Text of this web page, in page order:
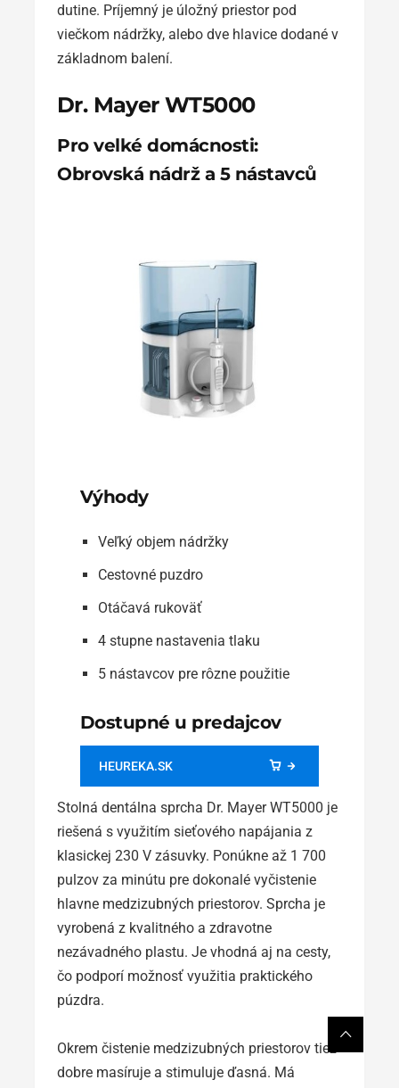
dutine. Príjemný je úložný priestor pod
viečkom nádržky, alebo dve hlavice dodané v
základnom balení.
Dr. Mayer WT5000
Pro velké domácnosti:
Obrovská nádrž a 5 nástavců
Výhody
Veľký objem nádržky
Cestovné puzdro
Otáčavá rukoväť
4 stupne nastavenia tlaku
5 nástavcov pre rôzne použitie
Dostupné u predajcov
HEUREKA.SK
Stolná dentálna sprcha Dr. Mayer WT5000 je
riešená s využitím sieťového napájania z
klasickej 230 V zásuvky. Ponúkne až 1 700
pulzov za minútu pre dokonalé vyčistenie
hlavne medzizubných priestorov. Sprcha je
vyrobená z kvalitného a zdravotne
nezávadného plastu. Je vhodná aj na cesty,
čo podporí možnosť využitia praktického
púzdra.
Okrem čistenie medzizubných priestorov tiež
dobre masíruje a stimuluje ďasná. Má